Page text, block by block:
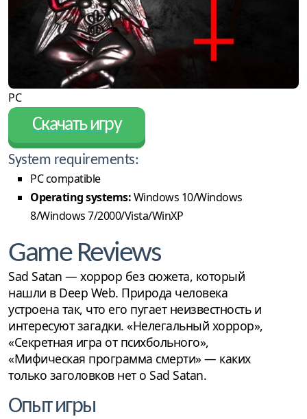
PC
Скачать игру
System requirements:
PC compatible
Operating systems:Windows 10/Windows
8/Windows 7/2000/Vista/WinXP
Game Reviews
Sad Satan — хоррор без сюжета, который
нашли в Deep Web. Природа человека
устроена так, что его пугает неизвестность и
интересуют загадки. «Нелегальный хоррор»,
«Секретная игра от психбольного»,
«Мифическая программа смерти» — каких
только заголовков нет о Sad Satan.
Опыт игры